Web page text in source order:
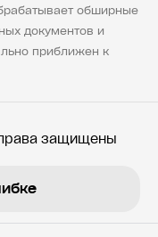
обширные
документов и
приближен к
защищены